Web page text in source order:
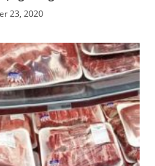
23, 2020